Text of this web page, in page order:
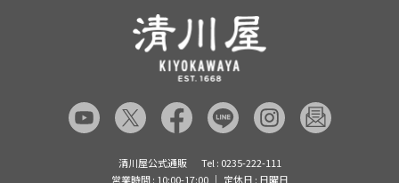
よくあるご質問（FAQ）
あんしんの品質保証について（産直品）
品質保証について（通常品）
清川屋のレビューを見る
清川屋公式通販
Tel : 0235-222-111
営業時間 : 10:00-17:00
定休日 : 日曜日